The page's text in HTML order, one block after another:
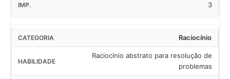
3
Raciocínio
Raciocínio abstrato para resolução de
problemas